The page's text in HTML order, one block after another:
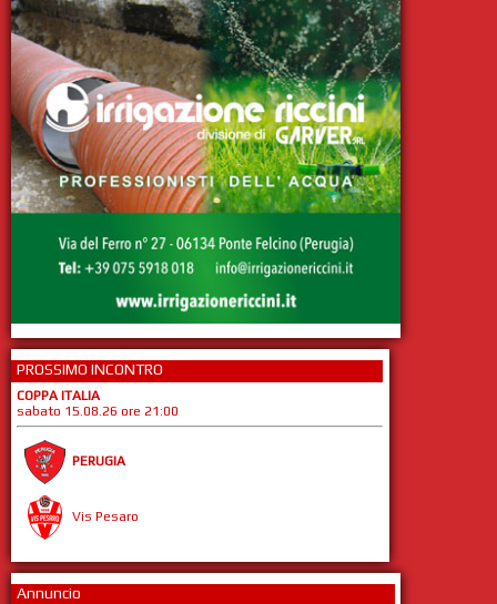
PROSSIMO INCONTRO
COPPA ITALIA
sabato 15.08.26 ore 21:00
PERUGIA
Vis Pesaro
Annuncio